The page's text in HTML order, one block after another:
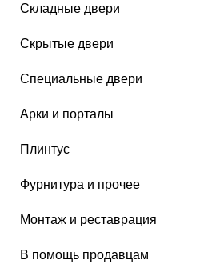
Складные двери
Скрытые двери
Специальные двери
Арки и порталы
Плинтус
Фурнитура и прочее
Монтаж и реставрация
В помощь продавцам